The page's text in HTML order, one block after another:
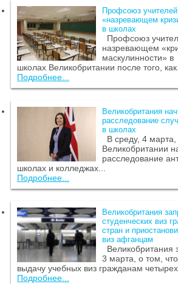
Профсоюз
«назревающем
в школах
Профсоюз
назревающем
маскулинности» в
школах Великобритании после того,
Подробнее...
Великобритания
расследование
в школах
В среду, 4 марта,
Великобритании
расследование
школах и колледжах...
Подробнее...
Великобритания
студенческих виз
стран и
виз афганцам
Великобритания
3 марта, о том,
выдачу учебных виз гражданам четырех
Подробнее...